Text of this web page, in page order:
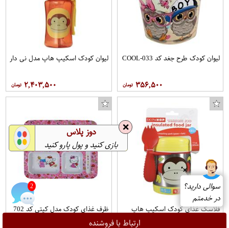
ارتباط با فروشنده
لیوان کودک طرح جغد کد COOL-033
۳۵۶,۵۰۰
لیوان کودک اسکیپ هاپ مدل نی دار
۲,۴۰۳,۵۰۰
فلاسک غذای کودک اسکیپ هاپ
ظرف غذای کودک مدل کیتی کد 702
❌
سوالی دارید؟
در خدمتم
❌ دوز پلاس
بازی کنید و پول پارو کنید